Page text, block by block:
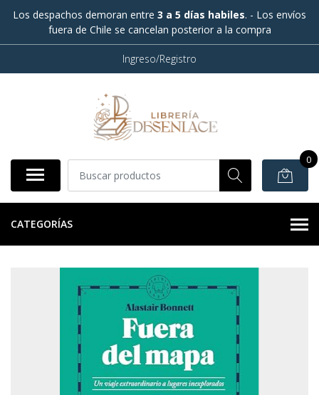
Los despachos demoran entre 3 a 5 días habiles. - Los envíos
fuera de Chile se cancelan posterior a la compra
Ingreso/Registro
0
CATEGORÍAS